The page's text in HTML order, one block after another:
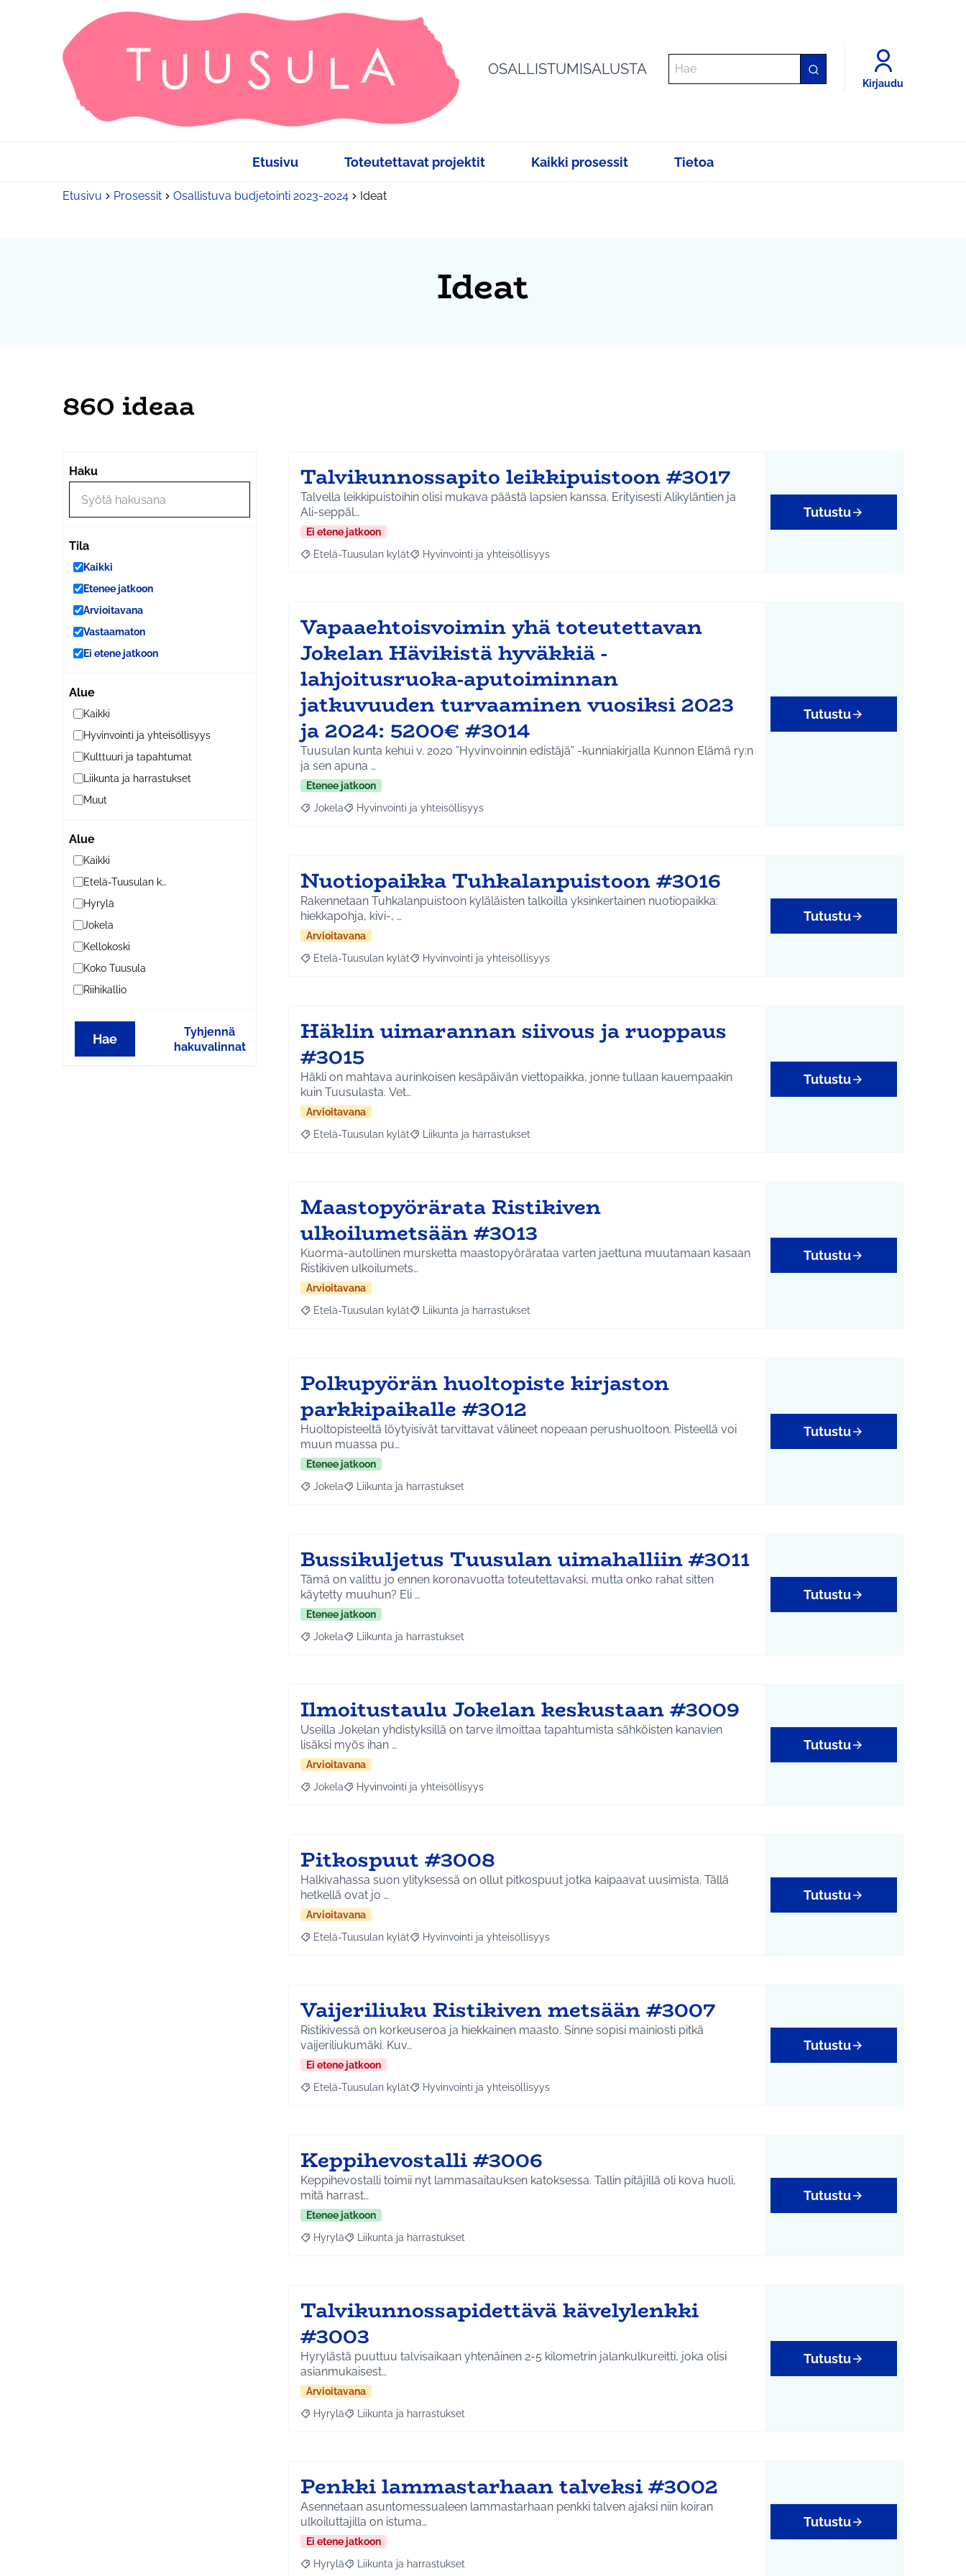
OSALLISTUMISALUSTA
Kirjaudu
Etusivu Toteutettavat projektit Kaikki prosessit Tietoa
Etusivu Prosessit Osallistuva budjetointi 2023-2024 Ideat
Ideat
860 ideaa
Haku
Tila
Kaikki
Etenee jatkoon
Arvioitavana
Vastaamaton
Ei etene jatkoon
Alue
Kaikki
Hyvinvointi ja yhteisöllisyys
Kulttuuri ja tapahtumat
Liikunta ja harrastukset
Muut
Alue
Kaikki
Etelä-Tuusulan kylät
Hyrylä
Jokela
Kellokoski
Koko Tuusula
Riihikallio
Hae
Tyhjennä
hakuvalinnat
Talvikunnossapito leikkipuistoon #3017
Talvella leikkipuistoihin olisi mukava päästä lapsien kanssa. Erityisesti Alikyläntien ja
Ali-seppäl…
Ei etene jatkoon
Rajaa tulokset aihepiirin mukaan: Etelä-Tuusulan kylät
Etelä-Tuusulan kylät Rajaa tulokset teeman mukaan: Hyvinvointi ja yhteisöllisyys
Hyvinvointi ja yhteisöllisyys
Tutustu
Vapaaehtoisvoimin yhä toteutettavan
Jokelan Hävikistä hyväkkiä -
lahjoitusruoka-aputoiminnan
jatkuvuuden turvaaminen vuosiksi 2023
ja 2024: 5200€ #3014
Tuusulan kunta kehui v. 2020 ”Hyvinvoinnin edistäjä” -kunniakirjalla Kunnon Elämä ry:n
ja sen apuna …
Etenee jatkoon
Rajaa tulokset aihepiirin mukaan: Jokela
Jokela Rajaa tulokset teeman mukaan: Hyvinvointi ja yhteisöllisyys
Hyvinvointi ja yhteisöllisyys
Tutustu
Nuotiopaikka Tuhkalanpuistoon #3016
Rakennetaan Tuhkalanpuistoon kyläläisten talkoilla yksinkertainen nuotiopaikka:
hiekkapohja, kivi-, …
Arvioitavana
Rajaa tulokset aihepiirin mukaan: Etelä-Tuusulan kylät
Etelä-Tuusulan kylät Rajaa tulokset teeman mukaan: Hyvinvointi ja yhteisöllisyys
Hyvinvointi ja yhteisöllisyys
Tutustu
Häklin uimarannan siivous ja ruoppaus
#3015
Häkli on mahtava aurinkoisen kesäpäivän viettopaikka, jonne tullaan kauempaakin
kuin Tuusulasta. Vet…
Arvioitavana
Rajaa tulokset aihepiirin mukaan: Etelä-Tuusulan kylät
Etelä-Tuusulan kylät Rajaa tulokset teeman mukaan: Liikunta ja harrastukset
Liikunta ja harrastukset
Tutustu
Maastopyörärata Ristikiven
ulkoilumetsään #3013
Kuorma-autollinen mursketta maastopyörärataa varten jaettuna muutamaan kasaan
Ristikiven ulkoilumets…
Arvioitavana
Rajaa tulokset aihepiirin mukaan: Etelä-Tuusulan kylät
Etelä-Tuusulan kylät Rajaa tulokset teeman mukaan: Liikunta ja harrastukset
Liikunta ja harrastukset
Tutustu
Polkupyörän huoltopiste kirjaston
parkkipaikalle #3012
Huoltopisteeltä löytyisivät tarvittavat välineet nopeaan perushuoltoon. Pisteellä voi
muun muassa pu…
Etenee jatkoon
Rajaa tulokset aihepiirin mukaan: Jokela
Jokela Rajaa tulokset teeman mukaan: Liikunta ja harrastukset
Liikunta ja harrastukset
Tutustu
Bussikuljetus Tuusulan uimahalliin #3011
Tämä on valittu jo ennen koronavuotta toteutettavaksi, mutta onko rahat sitten
käytetty muuhun? Eli …
Etenee jatkoon
Rajaa tulokset aihepiirin mukaan: Jokela
Jokela Rajaa tulokset teeman mukaan: Liikunta ja harrastukset
Liikunta ja harrastukset
Tutustu
Ilmoitustaulu Jokelan keskustaan #3009
Useilla Jokelan yhdistyksillä on tarve ilmoittaa tapahtumista sähköisten kanavien
lisäksi myös ihan …
Arvioitavana
Rajaa tulokset aihepiirin mukaan: Jokela
Jokela Rajaa tulokset teeman mukaan: Hyvinvointi ja yhteisöllisyys
Hyvinvointi ja yhteisöllisyys
Tutustu
Pitkospuut #3008
Halkivahassa suon ylityksessä on ollut pitkospuut jotka kaipaavat uusimista. Tällä
hetkellä ovat jo …
Arvioitavana
Rajaa tulokset aihepiirin mukaan: Etelä-Tuusulan kylät
Etelä-Tuusulan kylät Rajaa tulokset teeman mukaan: Hyvinvointi ja yhteisöllisyys
Hyvinvointi ja yhteisöllisyys
Tutustu
Vaijeriliuku Ristikiven metsään #3007
Ristikivessä on korkeuseroa ja hiekkainen maasto. Sinne sopisi mainiosti pitkä
vaijeriliukumäki. Kuv…
Ei etene jatkoon
Rajaa tulokset aihepiirin mukaan: Etelä-Tuusulan kylät
Etelä-Tuusulan kylät Rajaa tulokset teeman mukaan: Hyvinvointi ja yhteisöllisyys
Hyvinvointi ja yhteisöllisyys
Tutustu
Keppihevostalli #3006
Keppihevostalli toimii nyt lammasaitauksen katoksessa. Tallin pitäjillä oli kova huoli,
mitä harrast…
Etenee jatkoon
Rajaa tulokset aihepiirin mukaan: Hyrylä
Hyrylä Rajaa tulokset teeman mukaan: Liikunta ja harrastukset
Liikunta ja harrastukset
Tutustu
Talvikunnossapidettävä kävelylenkki
#3003
Hyrylästä puuttuu talvisaikaan yhtenäinen 2-5 kilometrin jalankulkureitti, joka olisi
asianmukaisest…
Arvioitavana
Rajaa tulokset aihepiirin mukaan: Hyrylä
Hyrylä Rajaa tulokset teeman mukaan: Liikunta ja harrastukset
Liikunta ja harrastukset
Tutustu
Penkki lammastarhaan talveksi #3002
Asennetaan asuntomessualeen lammastarhaan penkki talven ajaksi niin koiran
ulkoiluttajilla on istuma…
Ei etene jatkoon
Rajaa tulokset aihepiirin mukaan: Hyrylä
Hyrylä Rajaa tulokset teeman mukaan: Liikunta ja harrastukset
Liikunta ja harrastukset
Tutustu